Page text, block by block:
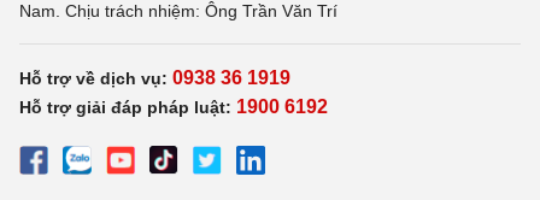
Nam. Chịu trách nhiệm: Ông Trần Văn Trí
Hỗ trợ về dịch vụ: 0938 36 1919
Hỗ trợ giải đáp pháp luật: 1900 6192